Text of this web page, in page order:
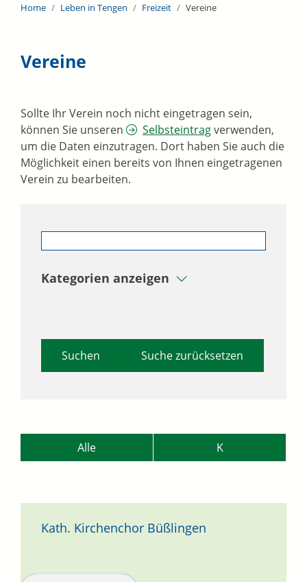
Home Leben in Tengen Freizeit Vereine
Vereine
Sollte Ihr Verein noch nicht eingetragen sein,
können Sie unseren
Selbsteintragverwenden,
um die Daten einzutragen. Dort haben Sie auch die
Möglichkeit einen bereits von Ihnen eingetragenen
Verein zu bearbeiten.
Kategorien anzeigen
Suche zurücksetzen
Alle K
Kath. Kirchenchor Büßlingen